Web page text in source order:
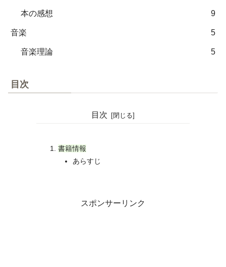
本の感想 9
音楽 5
音楽理論 5
目次
目次
書籍情報
あらすじ
スポンサーリンク